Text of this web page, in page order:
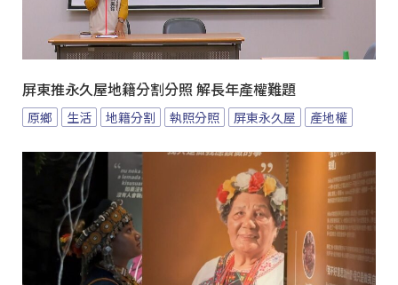
屏東推永久屋地籍分割分照 解長年產權難題
原鄉 生活 地籍分割 執照分照 屏東永久屋 產地權